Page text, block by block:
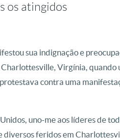
os atingidos
sua indignação e
Virgínia,
contra uma
uno-me aos líderes de
feridos em